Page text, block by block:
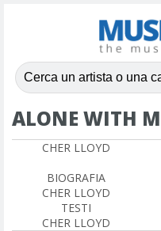
ALONE WITH
CHER LLOYD
BIOGRAFIA
CHER LLOYD
TESTI
CHER LLOYD